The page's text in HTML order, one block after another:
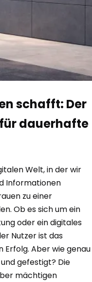
schafft: Der
dauerhafte
Welt, in der wir
Informationen
zu einer
Ob es sich um ein
oder ein digitales
Nutzer ist das
Erfolg. Aber wie genau
gefestigt? Die
mächtigen